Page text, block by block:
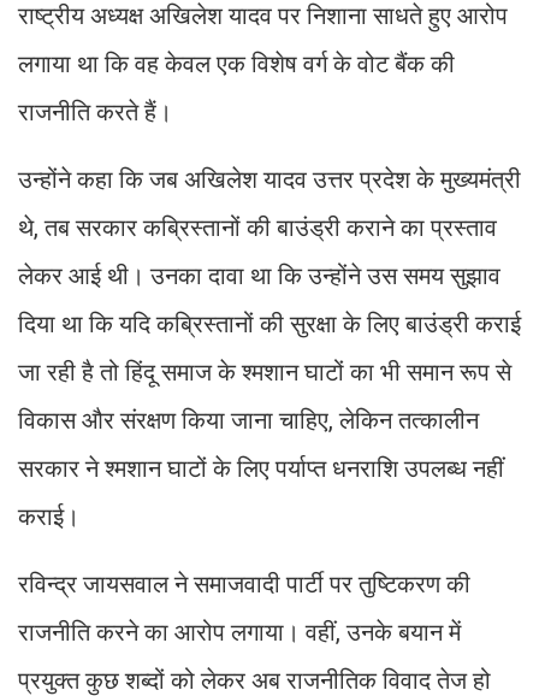
राष्ट्रीय अध्यक्ष अखिलेश यादव पर निशाना साधते हुए आरोप
लगाया था कि वह केवल एक विशेष वर्ग के वोट बैंक की
राजनीति करते हैं।
उन्होंने कहा कि जब अखिलेश यादव उत्तर प्रदेश के मुख्यमंत्री
थे, तब सरकार कब्रिस्तानों की बाउंड्री कराने का प्रस्ताव
लेकर आई थी। उनका दावा था कि उन्होंने उस समय सुझाव
दिया था कि यदि कब्रिस्तानों की सुरक्षा के लिए बाउंड्री कराई
जा रही है तो हिंदू समाज के श्मशान घाटों का भी समान रूप से
विकास और संरक्षण किया जाना चाहिए, लेकिन तत्कालीन
सरकार ने श्मशान घाटों के लिए पर्याप्त धनराशि उपलब्ध नहीं
कराई।
रविन्द्र जायसवाल ने समाजवादी पार्टी पर तुष्टिकरण की
राजनीति करने का आरोप लगाया। वहीं, उनके बयान में
प्रयुक्त कुछ शब्दों को लेकर अब राजनीतिक विवाद तेज हो